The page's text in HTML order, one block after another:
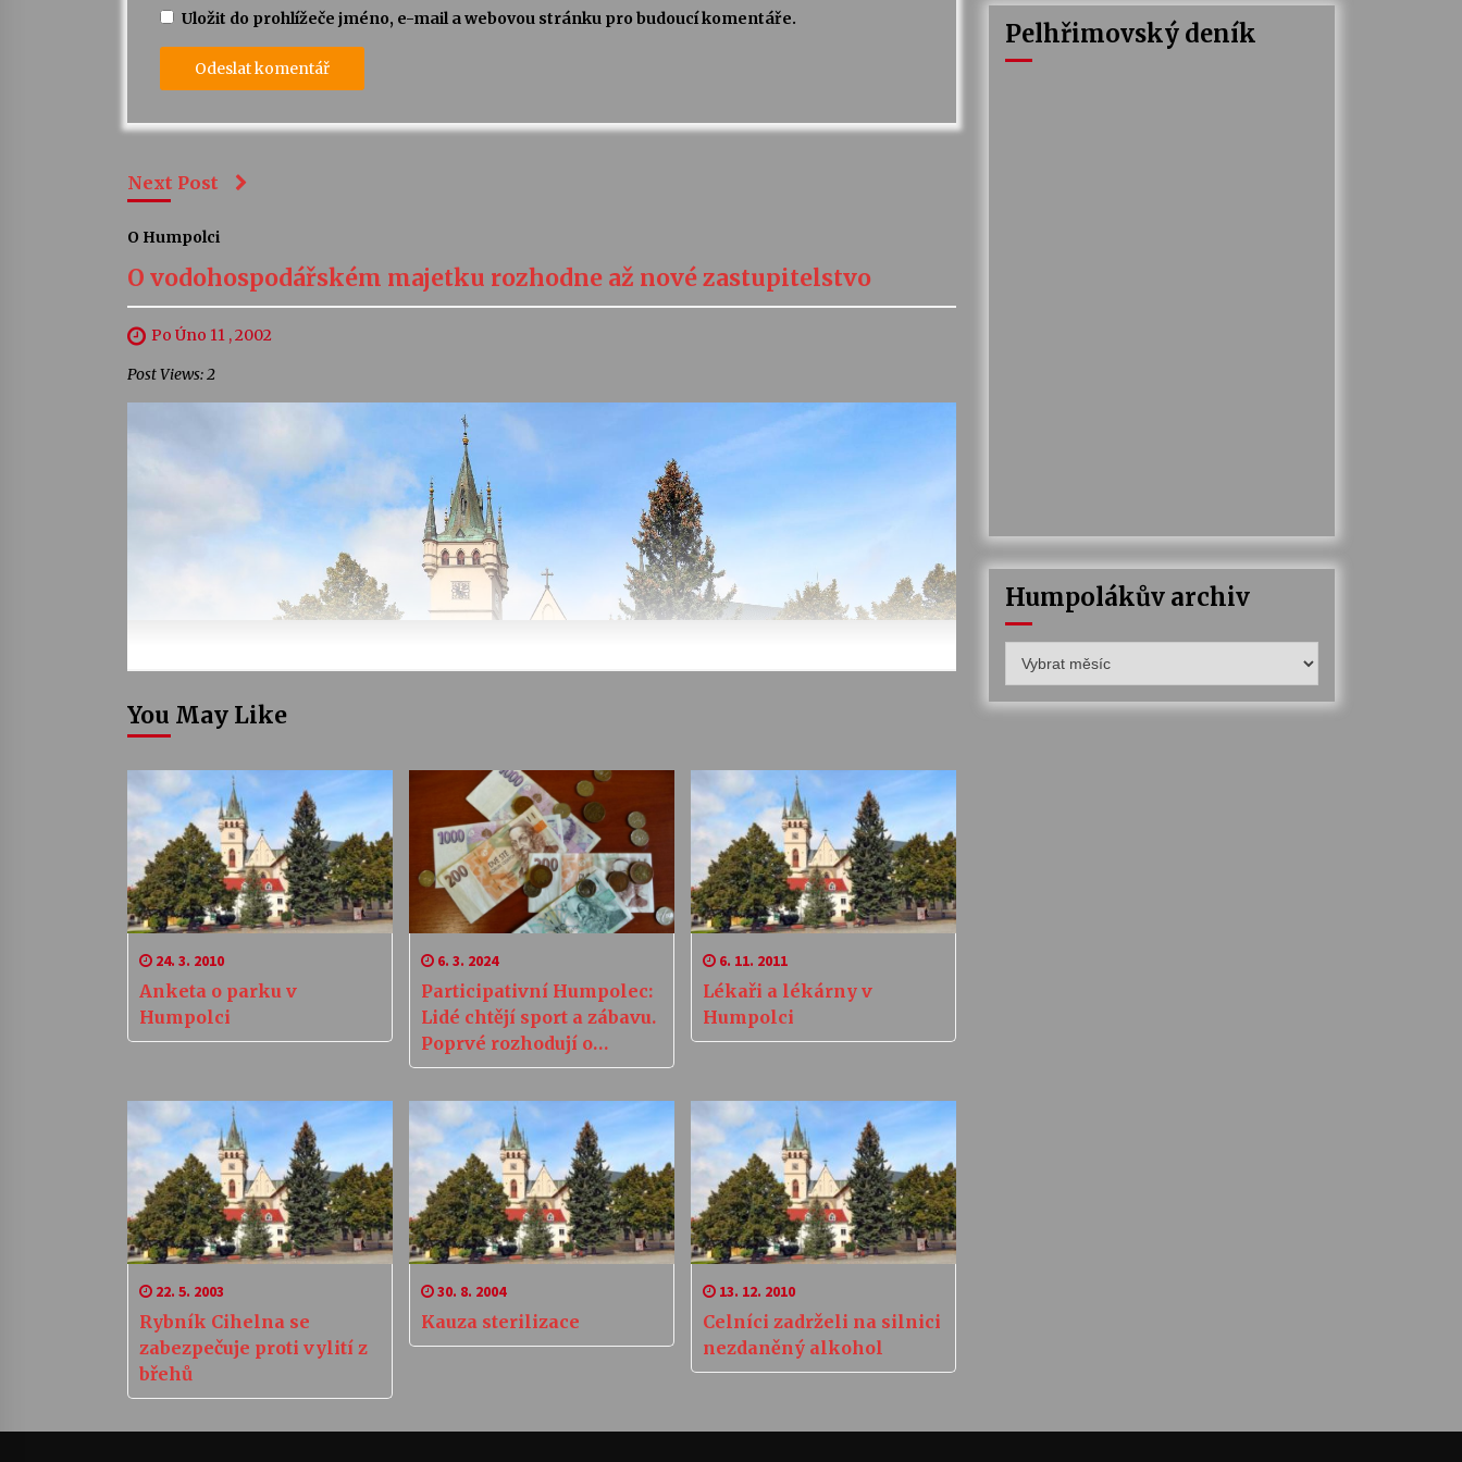
Uložit do prohlížeče jméno, e-mail a webovou stránku pro budoucí komentáře.
Next Post
O Humpolci
O vodohospodářském majetku rozhodne až nové zastupitelstvo
Po Úno 11 , 2002
Post Views: 2
You May Like
24. 3. 2010
Anketa o parku v
Humpolci
6. 3. 2024
Participativní Humpolec:
Lidé chtějí sport a zábavu.
Poprvé rozhodují o
penězích
6. 11. 2011
Lékaři a lékárny v
Humpolci
22. 5. 2003
Rybník Cihelna se
zabezpečuje proti vylití z
břehů
30. 8. 2004
Kauza sterilizace
13. 12. 2010
Celníci zadrželi na silnici
nezdaněný alkohol
Pelhřimovský deník
Humpolákův archiv
archiv